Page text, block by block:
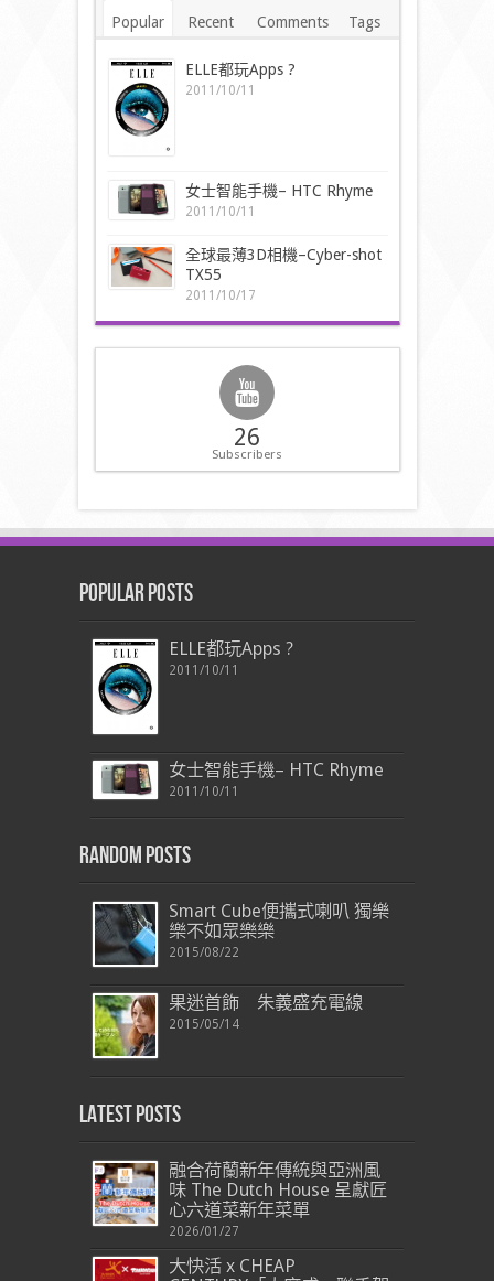
Popular Recent Comments Tags
ELLE都玩Apps ?
2011/10/11
女士智能手機– HTC Rhyme
2011/10/11
全球最薄3D相機–Cyber-shot
TX55
2011/10/17
26
Subscribers
Popular Posts
ELLE都玩Apps ?
2011/10/11
女士智能手機– HTC Rhyme
2011/10/11
Random Posts
Smart Cube便攜式喇叭 獨樂
樂不如眾樂樂
2015/08/22
果迷首飾 朱義盛充電線
2015/05/14
Latest Posts
融合荷蘭新年傳統與亞洲風
味 The Dutch House 呈獻匠
心六道菜新年菜單
2026/01/27
大快活 x CHEAP